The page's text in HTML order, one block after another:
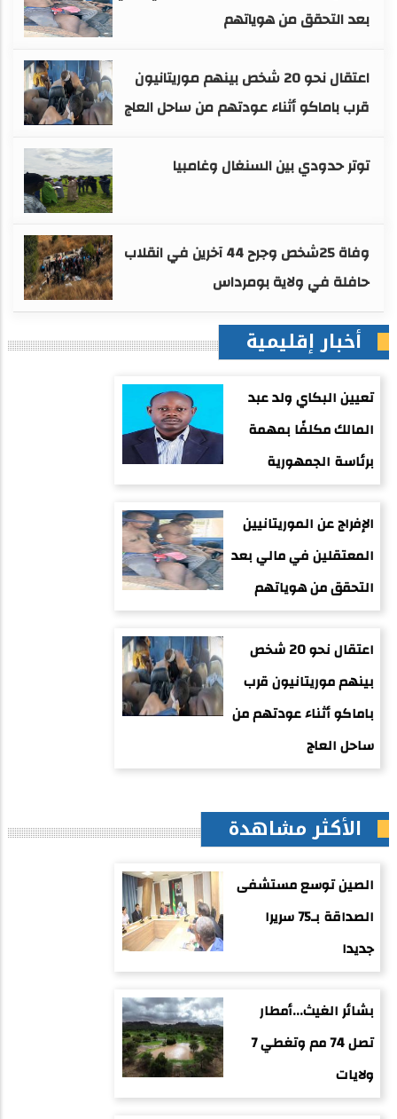
بعد التحقق من هوياتهم
اعتقال نحو 20 شخص بينهم موريتانيون
قرب باماكو أثناء عودتهم من ساحل العاج
توتر حدودي بين السنغال وغامبيا
وفاة 25شخص وجرح 44 آخرين في انقلاب
حافلة في ولاية بومرداس
أخبار إقليمية
تعيين البكاي ولد عبد
المالك مكلفًا بمهمة
برئاسة الجمهورية
الإفراج عن الموريتانيين
المعتقلين في مالي بعد
التحقق من هوياتهم
اعتقال نحو 20 شخص
بينهم موريتانيون قرب
باماكو أثناء عودتهم من
ساحل العاج
الأكثر مشاهدة
الصين توسع مستشفى
الصداقة بـ75 سريرا
جديدا
بشائر الغيث...أمطار
تصل 74 مم وتغطي 7
ولايات